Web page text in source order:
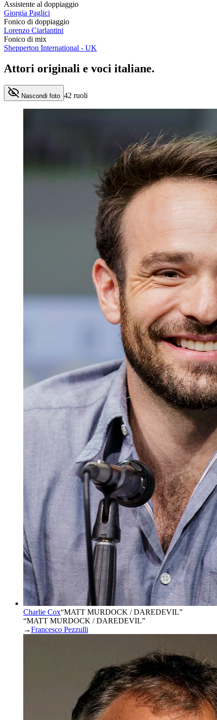
Assistente al doppiaggio
Giorgia Paglici
Fonico di doppiaggio
Lorenzo Ciarlantini
Fonico di mix
Shepperton International - UK
Attori originali e voci italiane.
Nascondi foto 42 ruoli
Charlie Cox“MATT MURDOCK / DAREDEVIL”
“MATT MURDOCK / DAREDEVIL”
→Francesco Pezzulli